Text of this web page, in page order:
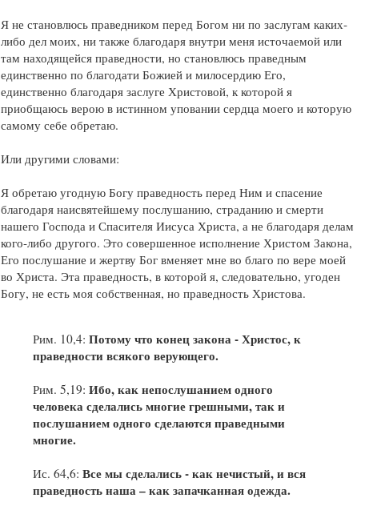
Я не становлюсь праведником перед Богом ни по заслугам каких-
либо дел моих, ни также благодаря внутри меня источаемой или
там находящейся праведности, но становлюсь праведным
единственно по благодати Божией и милосердию Его,
единственно благодаря заслуге Христовой, к которой я
приобщаюсь верою в истинном уповании сердца моего и которую
самому себе обретаю.
Или другими словами:
Я обретаю угодную Богу праведность перед Ним и спасение
благодаря наисвятейшему послушанию, страданию и смерти
нашего Господа и Спасителя Иисуса Христа, а не благодаря делам
кого-либо другого. Это совершенное исполнение Христом Закона,
Его послушание и жертву Бог вменяет мне во благо по вере моей
во Христа. Эта праведность, в которой я, следовательно, угоден
Богу, не есть моя собственная, но праведность Христова.
Рим. 10,4: Потому что конец закона - Христос, к
праведности всякого верующего.
Рим. 5,19: Ибо, как непослушанием одного
человека сделались многие грешными, так и
послушанием одного сделаются праведными
многие.
Ис. 64,6: Все мы сделались - как нечистый, и вся
праведность наша – как запачканная одежда.